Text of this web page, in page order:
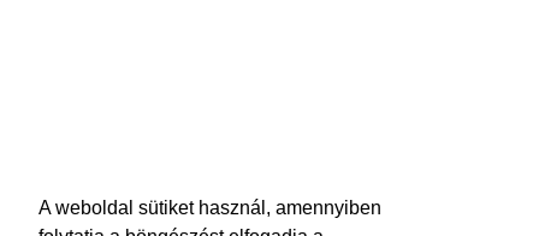
A weboldal sütiket használ, amennyiben